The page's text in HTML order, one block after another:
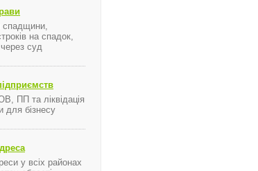
на спадок,
суд
ПП та ліквідація
бізнесу
у всіх районах